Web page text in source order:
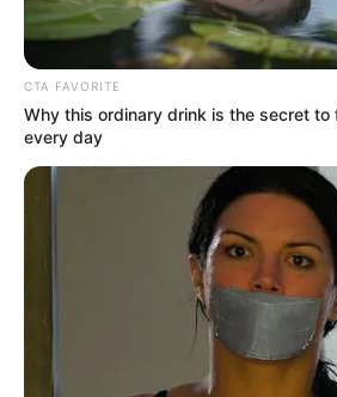
CTA FAVORITE
Why this ordinary drink is the secret to
every day